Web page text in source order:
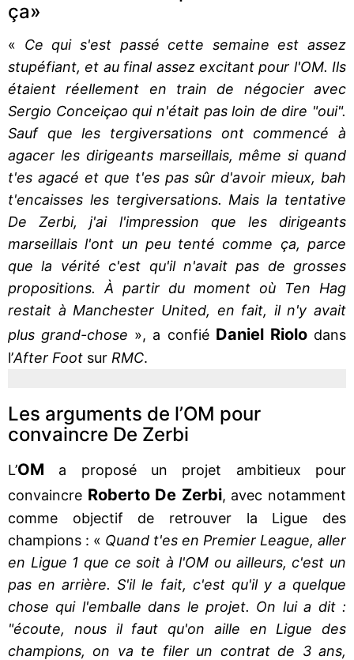
ça»
« Ce qui s'est passé cette semaine est assez
stupéfiant, et au final assez excitant pour l'OM. Ils
étaient réellement en train de négocier avec
Sergio Conceiçao qui n'était pas loin de dire "oui".
Sauf que les tergiversations ont commencé à
agacer les dirigeants marseillais, même si quand
t'es agacé et que t'es pas sûr d'avoir mieux, bah
t'encaisses les tergiversations. Mais la tentative
De Zerbi, j'ai l'impression que les dirigeants
marseillais l'ont un peu tenté comme ça, parce
que la vérité c'est qu'il n'avait pas de grosses
propositions. À partir du moment où Ten Hag
restait à Manchester United, en fait, il n'y avait
plus grand-chose », a confié Daniel Riolodans
l’After Foot sur RMC.
Les arguments de l’OM pour
convaincre De Zerbi
L’OM a proposé un projet ambitieux pour
convaincre Roberto De Zerbi, avec notamment
comme objectif de retrouver la Ligue des
champions : « Quand t'es en Premier League, aller
en Ligue 1 que ce soit à l'OM ou ailleurs, c'est un
pas en arrière. S'il le fait, c'est qu'il y a quelque
chose qui l'emballe dans le projet. On lui a dit :
"écoute, nous il faut qu'on aille en Ligue des
champions, on va te filer un contrat de 3 ans,